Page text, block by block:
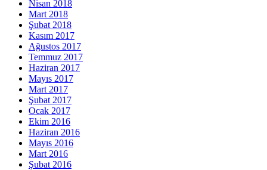
Nisan 2018
Mart 2018
Şubat 2018
Kasım 2017
Ağustos 2017
Temmuz 2017
Haziran 2017
Mayıs 2017
Mart 2017
Şubat 2017
Ocak 2017
Ekim 2016
Haziran 2016
Mayıs 2016
Mart 2016
Şubat 2016